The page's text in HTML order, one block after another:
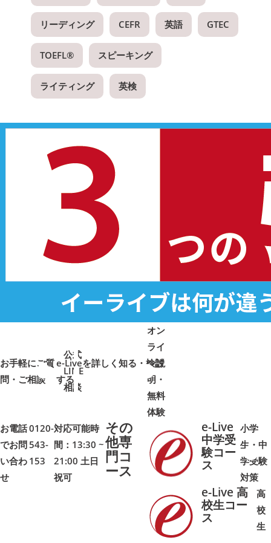
リーディング CEFR 英語 GTEC
TOEFL® スピーキング
ライティング 英検
公式
LINE
相談
お手軽にご質
問・ご相談➜ ➜
オン
ライ
ン説
明・
無料
体験
e-Liveを詳しく知る・検討
する
➜➜
お電話
でお問
い合わ
せ
0120-
543-
153
対応可能時
間：13:30 ~
21:00 土日
祝可
その
他専
門コ
ース
e-Live
中学受
験コー
ス
小学
生・中
学受験
対策
➜➜
e-Live 高
校生コー
ス
高
校
生
➜➜